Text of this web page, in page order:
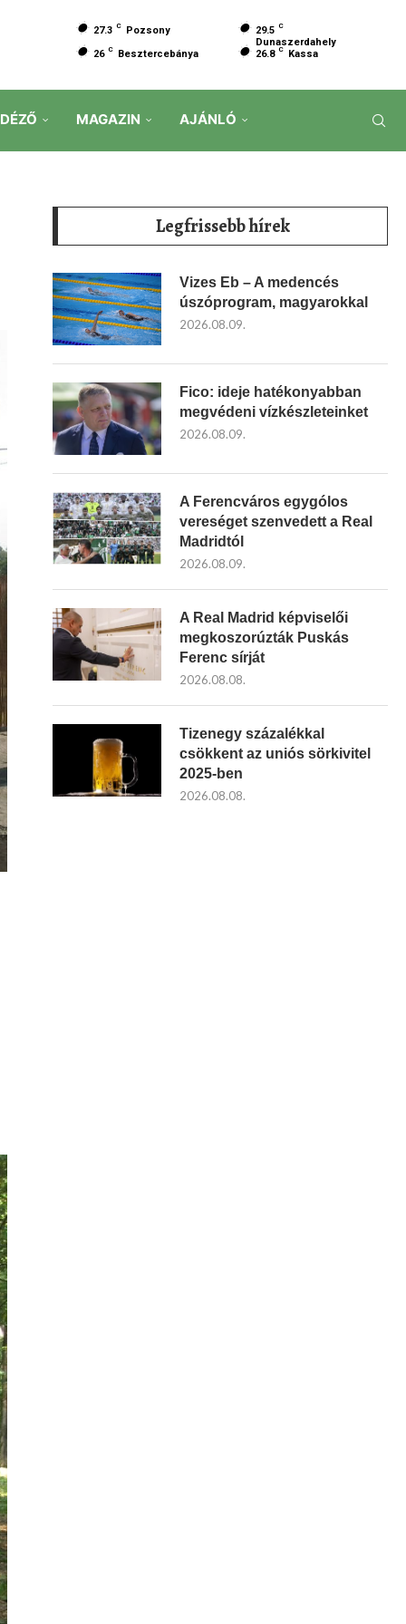
27.3 C Pozsony 29.5 C
Dunaszerdahely
26 C Besztercebánya 26.8 C Kassa
MAGAZIN AJÁNLÓ
Legfrissebb hírek
Vizes Eb – A medencés
úszóprogram, magyarokkal
2026.08.09.
Fico: ideje hatékonyabban
megvédeni vízkészleteinket
2026.08.09.
A Ferencváros egygólos
vereséget szenvedett a Real
Madridtól
2026.08.09.
A Real Madrid képviselői
megkoszorúzták Puskás
Ferenc sírját
2026.08.08.
Tizenegy százalékkal
csökkent az uniós sörkivitel
2025-ben
2026.08.08.